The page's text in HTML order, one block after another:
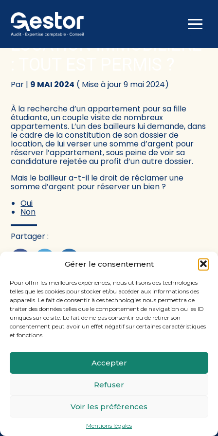
Gérer le consentement
Pour offrir les meilleures expériences, nous utilisons des technologies
telles que les cookies pour stocker et/ou accéder aux informations des
appareils. Le fait de consentir à ces technologies nous permettra de
traiter des données telles que le comportement de navigation ou les ID
uniques sur ce site. Le fait de ne pas consentir ou de retirer son
consentement peut avoir un effet négatif sur certaines caractéristiques
et fonctions.
Accepter
Refuser
Voir les préférences
Mentions légales
Aller
au
Créer et reprendre une activité
Gérer votre quotidien
Comptabilité
Fiscalité
Audit
Conseil
LOCATION IMMOBILIÈRE
Par | 9 MAI 2024 ( Mise à jour 9 mai 2024)
À la recherche d’un appartement pour sa fille
étudiante, un couple visite de nombreux
appartements. L’un des bailleurs lui demande, dans
le cadre de la constitution de son dossier de
location, de lui verser une somme d’argent pour
réserver l’appartement, sous peine de voir sa
candidature rejetée au profit d’un autre dossier.
Mais le bailleur a-t-il le droit de réclamer une
somme d’argent pour réserver un bien ?
Oui
Non
Partager :
TwitterLinkedIn
Footer
11, rue Laugier, 75017 PARIS
MENTIONS LÉGALES
Conception et réalisation